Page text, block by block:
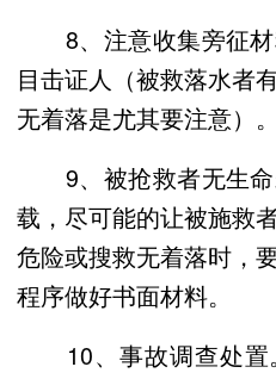
8、注意收集旁征材
目击证人（被救落水者
无着落是尤其要注意）。
9、被抢救者无生命
载，尽可能的让被施救
危险或搜救无着落时，
程序做好书面材料。
10、事故调查处置